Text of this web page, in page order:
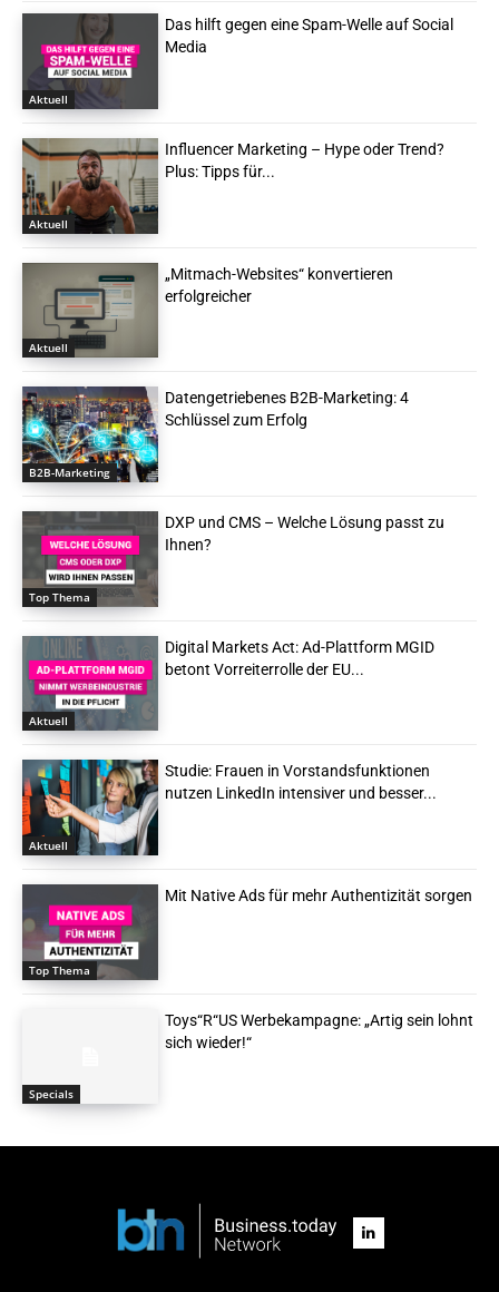
Aktuell
Das hilft gegen eine Spam-Welle auf Social
Media
Aktuell
Influencer Marketing – Hype oder Trend?
Plus: Tipps für...
Aktuell
„Mitmach-Websites“ konvertieren
erfolgreicher
B2B-Marketing
Datengetriebenes B2B-Marketing: 4
Schlüssel zum Erfolg
Top Thema
DXP und CMS – Welche Lösung passt zu
Ihnen?
Aktuell
Digital Markets Act: Ad-Plattform MGID
betont Vorreiterrolle der EU...
Aktuell
Studie: Frauen in Vorstandsfunktionen
nutzen LinkedIn intensiver und besser...
Top Thema
Mit Native Ads für mehr Authentizität sorgen
Specials
Toys“R“US Werbekampagne: „Artig sein lohnt
sich wieder!“